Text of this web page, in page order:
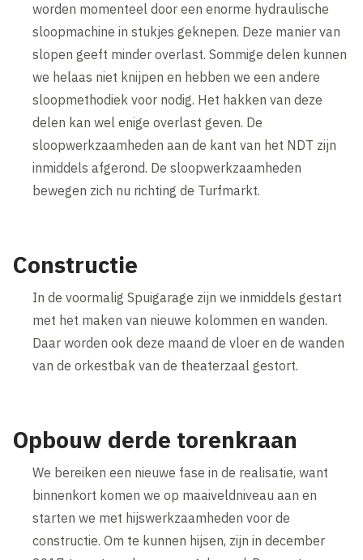
worden momenteel door een enorme hydraulische
sloopmachine in stukjes geknepen. Deze manier van
slopen geeft minder overlast. Sommige delen kunnen
we helaas niet knijpen en hebben we een andere
sloopmethodiek voor nodig. Het hakken van deze
delen kan wel enige overlast geven. De
sloopwerkzaamheden aan de kant van het NDT zijn
inmiddels afgerond. De sloopwerkzaamheden
bewegen zich nu richting de Turfmarkt.
Constructie
In de voormalig Spuigarage zijn we inmiddels gestart
met het maken van nieuwe kolommen en wanden.
Daar worden ook deze maand de vloer en de wanden
van de orkestbak van de theaterzaal gestort.
Opbouw derde torenkraan
We bereiken een nieuwe fase in de realisatie, want
binnenkort komen we op maaiveldniveau aan en
starten we met hijswerkzaamheden voor de
constructie. Om te kunnen hijsen, zijn in december